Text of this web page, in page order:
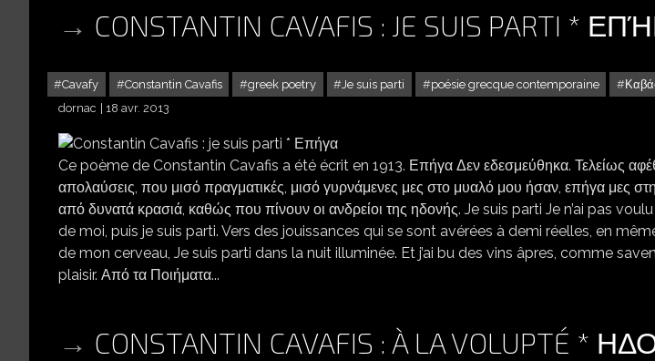
CONSTANTIN CAVAFIS : JE SUIS PARTI *
Cavafy Constantin Cavafis greek poetry Je suis parti poésie grecque contemporaine
dornac
18 avr. 2013
Ce poème de Constantin Cavafis a été écrit en 1913. Επήγα Δεν εδεσμεύθηκα. Τελείως
απολαύσεις, που μισό πραγματικές, μισό γυρνάμενες μες στο μυαλό μου ήσαν, επήγα μες
από δυνατά κρασιά, καθώς που πίνουν οι ανδρείοι της ηδονής. Je suis parti Je n’ai pas
de moi, puis je suis parti. Vers des jouissances qui se sont avérées à demi réelles, en
de mon cerveau, Je suis parti dans la nuit illuminée. Et j’ai bu des vins âpres, comme
plaisir. Από τα Ποιήματα...
CONSTANTIN CAVAFIS : À LA VOLUPTÉ *